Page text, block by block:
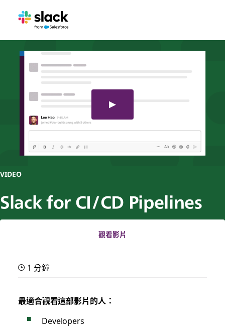
VIDEO
Slack for CI/CD Pipelines
觀看影片
1 分鐘
最適合觀看這部影片的人：
Developers